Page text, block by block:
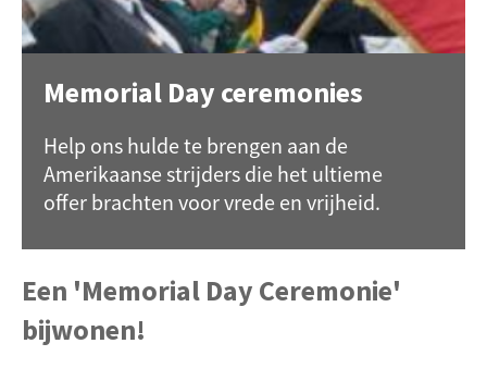
Memorial Day ceremonies
Help ons hulde te brengen aan de
Amerikaanse strijders die het ultieme
offer brachten voor vrede en vrijheid.
Een 'Memorial Day Ceremonie'
bijwonen!